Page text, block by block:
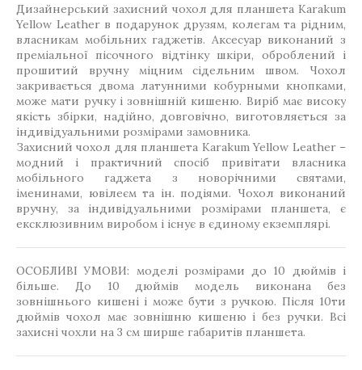
Дизайнерський захисний чохол для планшета Karakum
Yellow Leather в подарунок друзям, колегам та рідним,
власникам мобільних гаджетів. Аксесуар виконаний з
преміальної пісочного відтінку шкіри, оброблений і
прошитий вручну міцним сідельним швом. Чохол
закривається двома латунними кобурными кнопками,
може мати ручку і зовнішній кишеню. Виріб має високу
якість збірки, надійно, довговічно, виготовляється за
індивідуальними розмірами замовника.
Захисний чохол для планшета Karakum Yellow Leather –
модний і практичний спосіб привітати власника
мобільного гаджета з новорічними святами,
іменинами, ювілеєм та ін. подіями. Чохол виконаний
вручну, за індивідуальними розмірами планшета, є
ексклюзивним виробом і існує в єдиному екземплярі.
ОСОБЛИВІ УМОВИ: моделі розмірами до 10 дюймів і
більше. До 10 дюймів модель виконана без
зовнішнього кишені і може бути з ручкою. Після 10ти
дюймів чохол має зовнішню кишеню і без ручки. Всі
захисні чохли на 3 см ширше габаритів планшета.